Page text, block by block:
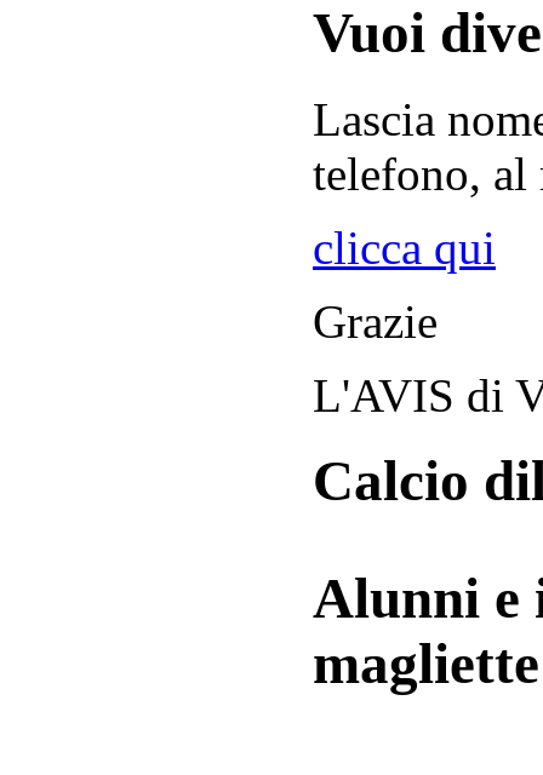
Vuoi
Lascia
telefono, al
clicca qui
Grazie
L'AVIS di
Calcio
Alunni e